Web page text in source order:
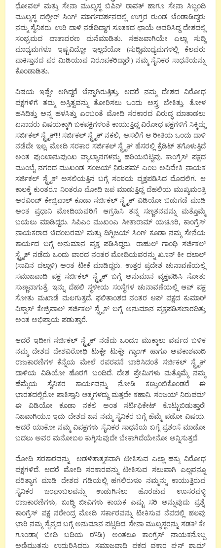
ಧೋವಲ್ ಮತ್ತು ಸೇನಾ ಮುಖ್ಯಸ್ಥ ಬಿಪಿನ್ ರಾವತ್ ಹಾಗೂ ಸೇನಾ ಸಿಬ್ಬಂದಿ
ಮುಖ್ಯಸ್ಥ ದಲ್ಬೀರ್ ಸಿಂಗ್ ಮಾರ್ಗದರ್ಶನದಲ್ಲಿ ಉಗ್ರರ ರುಂಡ ಚೆಂಡಾಡಿದ್ದರು
ನಮ್ಮ ಸೈನಿಕರು. ಉರಿ ದಾಳಿ ನಡೆದಿದ್ದಾಗ ಸೂತಕದ ಛಾಯೆ ಆವರಿಸಿದ್ದ ದೇಶದಲ್ಲಿ
ಸಂಭ್ರಮದ ವಾತಾವರಣ ಮನೆಮಾಡಿತು. ಸಹಜವಾಗಿಯೇ ಎಲ್ಲಾ ಸುದ್ದಿ
ಮಾಧ್ಯಮಗಳೂ ಇಷ್ಟವಿದ್ದೋ ಇಲ್ಲದೆಯೋ (ಸುದ್ದಿಮಾಧ್ಯಮಗಳಲ್ಲಿ ಕೆಲವರು
ಪಾಕಿಸ್ತಾನದ ಪರ ಮಿಡಿಯುವ ನಿರೂಪಕರಿದ್ದಾರೆ!) ನಮ್ಮ ಸೈನಿಕರ ಸಾಧನೆಯನ್ನು
ಕೊಂಡಾಡಿತು.
ವಿಷಯ ಇಷ್ಟೇ ಆಗಿದ್ದರೆ ಚೆನ್ನಾಗಿರುತ್ತಿತ್ತು. ಆದರೆ ನಮ್ಮ ದೇಶದ ವಿರೋಧ
ಪಕ್ಷಗಳಿಗೆ ತಮ್ಮ ಅಸ್ತಿತ್ವವನ್ನು ತೋರಿಸಲು ಒಂದು ಅಸ್ತ್ರ ಬೇಕಿತ್ತು. ತೋಳ
ಹಸಿದಿತ್ತು ಅನ್ನ ಹಳಸಿತ್ತು ಎಂಬಂತೆ ಮೋದಿ ಸರಕಾರದ ವಿರುದ್ಧ ಮಾತಾಡಲು
ಏನಾದರು ವಿಷಯಕ್ಕಾಗಿ ಬಕಪಕ್ಷಿಗಳಂತೆ ಕಾಯುತ್ತಿದ್ದ ವಿರೋಧ ಪಕ್ಷಗಳಿಗೆ ಸಿಕ್ಕಿದ್ದು
ಸರ್ಜಿಕಲ್ ಸ್ಟ್ರೈಕ್!!! ಸರ್ಜಿಕಲ್ ಸ್ಟ್ರೈಕ್ ನಕಲಿ, ಅಸಲಿಗೆ ಆ ರೀತಿಯ ಒಂದು ದಾಳಿ
ನಡೆದೇ ಇಲ್ಲ. ಮೋದಿ ಸರಕಾರ ಸರ್ಜಿಕಲ್ ಸ್ಟ್ರೈಕ್ ಹೆಸರಲ್ಲಿ ಕ್ರೆಡಿಟ್ ತಗೊಳುತ್ತಿದೆ
ಅಂತ ಪುಂಖಾನುಪುಂಖ ವ್ಯಾಖ್ಯಾನಗಳನ್ನು ಹರಿಯಬಿಟ್ಟವು. ಕಾಂಗ್ರೆಸ್ ಪಕ್ಷದ
ಮುಂಬೈ ನಗರದ ಮುಖಂಡ ಸಂಜಯ್ ನಿರುಪಮ್ ಎಂಬ ಅವಿವೇಕಿ ನಾಯಕ
ಸರ್ಜಿಕಲ್ ಸ್ಟ್ರೈಕ್ ಅಸಲಿಯತ್ತಿನ ಬಗ್ಗೆ ಸಂಶಯ ವ್ಯಕ್ತಪಡಿಸಿದ ಮೊದಲಿಗ. ಆ
ಕಾಲಕ್ಕೆ ಕುಂತರೂ ನಿಂತರೂ ಮೋದಿ ಜಪ ಮಾಡುತ್ತಿದ್ದ ದೆಹಲಿಯ ಮುಖ್ಯಮಂತ್ರಿ
ಅರವಿಂದ್ ಕೇಜ್ರಿವಾಲ್ ಕೂಡಾ ಸರ್ಜಿಕಲ್ ಸ್ಟ್ರೈಕ್ ವಿಡಿಯೋ ಬಿಡುಗಡೆ ಮಾಡಿ
ಅಂತ ಪ್ರಧಾನಿ ಮೋದಿಯವರಿಗೆ ಆಗ್ರಹಿಸಿ ತನ್ನ ಸಣ್ಣತನವನ್ನು ಮತ್ತೊಮ್ಮೆ
ಬಯಲು ಮಾಡಿದ್ದರು. ಸಿಪಿಎಂ ಮುಖಂಎ ಸೀತಾರಾಮ್ ಯಚೂರಿ, ಕಾಂಗ್ರೆಸ್
ನಾಯಕರಾದ ಚಿದಂಬರಮ್ ಮತ್ತು ದಿಗ್ವಿಜಯ್ ಸಿಂಗ್ ಕೂಡಾ ನಮ್ಮ ಸೇನೆಯ
ಕಾರ್ಯದ ಬಗ್ಗೆ ಅನುಮಾನ ವ್ಯಕ್ತ ಪಡಿಸಿದ್ದರು. ರಾಹುಲ್ ಗಾಂಧಿ ಸರ್ಜಿಕಲ್
ಸ್ಟ್ರೈಕ್ ನಡೆದು ಒಂದು ವಾರದ ನಂತರ ಮೋದಿಯವರನ್ನು ಖೂನ್ ಕೀ ದಲಾಲ್
(ಸಾವಿನ ದಲ್ಲಾಳಿ) ಅಂತ ಟೀಕೆ ಮಾಡಿದ್ದರು. ಉತ್ತರ ಪ್ರದೇಶ ಚುನಾವಣೆಯಲ್ಲಿ
ಸಮಾಜವಾದಿ ಪಕ್ಷ ಸರ್ಜಿಕಲ್ ಸ್ಟ್ರೈಕ್ ಬಗ್ಗೆ ಅನುಮಾನ ವ್ಯಕ್ತಪಡಿಸಿ ಸೋತು
ಸುಣ್ಣವಾಗುತ್ತೆ. ಇನ್ನು ದೆಹಲಿ ಸ್ಥಳೀಯ ಸಂಸ್ಥೆಗಳ ಚುನಾವಣೆಯಲ್ಲಿ ಆಪ್ ಪಕ್ಷ
ಸೋತು ಮಖಾಡೆ ಮಲಗುತ್ತದೆ. ಫಲಿತಾಂಶದ ನಂತರ ಆಪ್ ಪಕ್ಷದ ಕುಮಾರ್
ವಿಶ್ವಾಸ್ ಕೇಜ್ರಿವಾಲ್ ಸರ್ಜಿಕಲ್ ಸ್ಟ್ರೈಕ್ ಬಗ್ಗೆ ಅನುಮಾನ ವ್ಯಕ್ತಪಡಿಸಬಾರದಿತ್ತು
ಅಂತ ಅಭಿಪ್ರಾಯ ಪಡುತ್ತಾರೆ.
ಆದರೆ ಇದೀಗ ಸರ್ಜಿಕಲ್ ಸ್ಟ್ರೈಕ್ ನಡೆದು ಒಂದೂ ಮುಕ್ಕಾಲು ವರ್ಷದ ಬಳಿಕ
ನಮ್ಮ ದೇಶದ ದೇಶವಿರೋಧಿ ಟುಕ್ಡೇ ಟುಕ್ಡೇ ಗ್ಯಾಂಗ್ ಹಾಗೂ ಅವಕಾಶವಾದಿ
ರಾಜಕಾರಣಿಗಳ ಕೆನ್ನೆಯ ಮೇಲೆ ರಪರಪನೆ ಬಾರಿಸಿದಂತೆ ಸರ್ಜಿಕಲ್ ಸ್ಟ್ರೈಕ್
ದಾಳಿಯ ವಿಡಿಯೋ ಹೊರಗೆ ಬಂದಿದೆ. ದೇಶ ಪ್ರೇಮಿಗಳು ಮತ್ತೊಮ್ಮೆ ನಮ್ಮ
ಹೆಮ್ಮೆಯ ಸೈನಿಕರ ಕಾರ್ಯವನ್ನು ನೋಡಿ ಕಣ್ತುಂಬಿಕೊಂಡರೆ ಈ
ಭಾರತದಲ್ಲಿರೋ ಪಾಕಿಸ್ತಾನಿ ಆತ್ಮಗಳದ್ದು ಮತ್ತದೇ ಕಹಾನಿ. ಸಂಜಯ್ ನಿರುಪಮ್
ಈ ವಿಡಿಯೋ ಕೂಡಾ ನಕಲಿ ಅಂತ ಸರ್ಟಿಫಿಕೇಟ್ ಕೊಟ್ಟುಬಿಡುತ್ತಾರೆ!
ನಿಜವಾಗಿಯೂ ಇದು ದೇಶದ ಜನ ನಮ್ಮ ಸೈನಿಕರ ಬಗ್ಗೆ ಹೆಮ್ಮೆ ಪಡೋ ವಿಷಯ.
ಆದರೆ ಯಾಕೋ ನಮ್ಮ ವಿಪಕ್ಷಗಳು ಸೈನಿಕರ ಸಾಧನೆಯ ಬಗ್ಗೆ ಪ್ರಶಂಸೆ ಮಾಡೋ
ಬದಲು ಅವರ ಮನೋಬಲ ಕುಗ್ಗಿಸುವುದೇ ಬೇಕಾಗಿದೆಯೇನೋ ಅನ್ನಿಸುತ್ತದೆ.
ಮೋದಿ ಸರಕಾರವನ್ನು ಆಡಳಿತಾತ್ಮಕವಾಗಿ ಟೀಕಿಸುವ ಎಲ್ಲಾ ಹಕ್ಕು ವಿರೋಧ
ಪಕ್ಷಗಳಿದೆ. ಆದರೆ ಮೋದಿ ಸರಕಾರವನ್ನು ಟೀಕಿಸುವ ಸಲುವಾಗಿ ಎಲ್ಲವನ್ನೂ
ಪರಿತ್ಯಾಗ ಮಾಡಿ ದೇಶದ ಗಡಿಯಲ್ಲಿ ಹಗಲಿರುಳೂ ನಮ್ಮನ್ನು ಕಾಯುತ್ತಿರುವ
ಸೈನಿಕರ ಜಂಘಾಬಲವನ್ನು ಉಡುಗಿಸಲು ಹೊರಡುವ ಊಸರವಳ್ಳಿ
ರಾಜಕಾರಣಿಗಳು, ಬುದ್ಧಿ ಜೀವಿಗಳು ಕಾಯಕ ಎಷ್ಟು ಸರಿ ಅನ್ನುವುದು ಪ್ರಶ್ನೆ.
ಕಾಂಗ್ರೆಸ್‌ ಪಕ್ಷ ನರೇಂದ್ರ ಮೋದಿ ಸರ್ಕಾರವನ್ನು ಟೀಕಿಸುವ ನೆಪದಲ್ಲಿ ಹಲವು
ಭಾರಿ ನಮ್ಮ ಸೈನ್ಯದ ಬಗ್ಗೆ ಅನುಮಾನ ಪಟ್ಟದಿದ. ಸೇನಾ ಮುಖ್ಯಸ್ಥರನ್ನು ಸಡಕ್ ಕೇ
ಗೂಂಡಾ( ಬೀದಿ ಬದಿಯ ರೌಡಿ) ಅಂತಲೂ ಕಾಂಗ್ರೆಸ್ ನಾಯಕನೊಬ್ಬ
ಅಣಿಮುತ್ತನ್ನು ಉದುರಿಸಿದ್ದರು. ಸಮಾಜವಾದಿ ಪಕ್ಷದ ವಕ್ತಾರ ಘನ್ ಶ್ಯಾಮ್